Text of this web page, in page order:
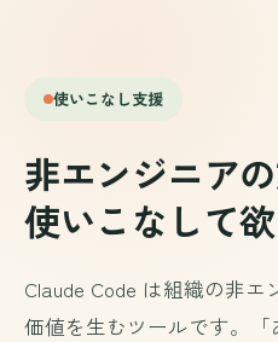
使いこなし支援
非エンジニア
使いこなして
Claude Code は組織の非
価値を生むツールです。